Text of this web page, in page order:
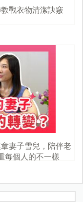
的朋友，在出國
，高度約150公
痛，於是先向飯
患部不動。
不動也是對的處